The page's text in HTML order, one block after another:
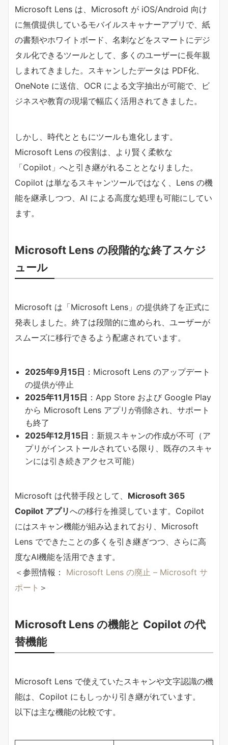
Microsoft Lens は、Microsoft が iOS/Android 向け
に無償提供しているモバイルスキャナーアプリで、紙
の書類やホワイトボード、名刺などをスマートにデジ
タル化できるツールとして、多くのユーザーに長年親
しまれてきました。スキャンしたデータは PDF化、
OneNote に送信、OCR による文字抽出が可能で、ビ
ジネスや教育の現場で幅広く活用されてきました。
しかし、時代とともにツールも進化します。
Microsoft Lens の役割は、より賢く柔軟な
「Copilot」へと引き継がれることとなりました。
Copilot は単なるスキャンツールではなく、Lens の機
能を継承しつつ、AI による高度な処理も可能にしてい
ます。
Microsoft Lens の段階的な終了スケジ
ュール
Microsoft は「Microsoft Lens」の提供終了を正式に
発表しました。終了は段階的に進められ、ユーザーが
スムーズに移行できるよう配慮されています。
2025年9月 15日 ：Microsoft Lens のアップデート
の提供が停止
2025年11月15日 ：App Store および Google Play
から Microsoft Lens アプリが削除され、サポート
も終了
2025年12月15日 ：新規スキャンの作成が不可（ア
プリがインストールされている限り、既存のスキャ
ンには引き続きアクセス可能）
Microsoft は代替手段として、 Microsoft 365
Copilot アプリへの移行を推奨しています。Copilot
にはスキャン機能が組み込まれており、Microsoft
Lens でできたことの多くを引き継ぎつつ、さらに高
度なAI機能を活用できます。
＜参照情報：
Microsoft Lens の廃止 – Microsoft サ
ポート ＞
Microsoft Lens の機能と Copilot の代
替機能
Microsoft Lens で使えていたスキャンや文字認識の機
能は、Copilot にもしっかり引き継がれています。
以下は主な機能の比較です。